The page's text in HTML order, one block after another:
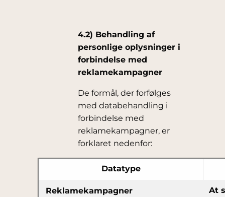
4.2) Behandling af
personlige oplysninger i
forbindelse med
reklamekampagner
De formål, der forfølges
med databehandling i
forbindelse med
reklamekampagner, er
forklaret nedenfor:
Datatype
Reklamekampagner
At